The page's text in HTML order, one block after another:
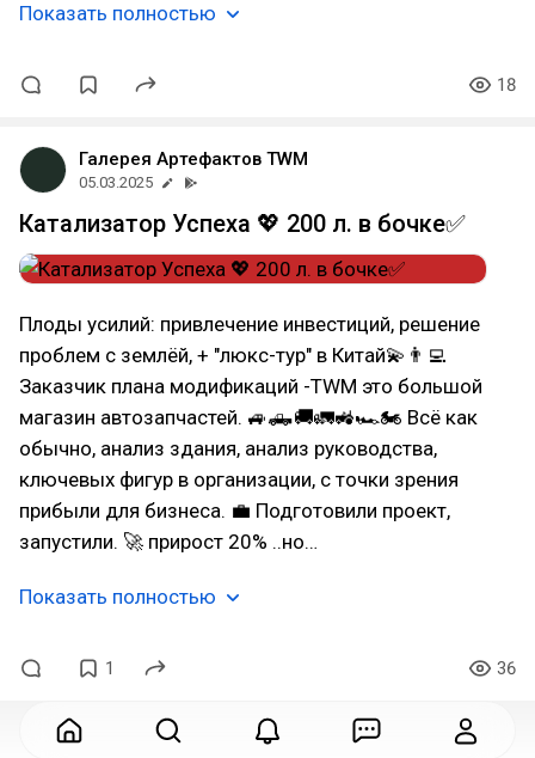
Показать полностью
18
Галерея Артефактов TWM
05.03.2025
Катализатор Успеха 💖 200 л. в бочке✅
Плоды усилий: привлечение инвестиций, решение
проблем с землёй, + "люкс-тур" в Китай💫👨‍💻
Заказчик плана модификаций -ТWM это большой
магазин автозапчастей. 🚙🛻🚚🚛🚜🏎🏍 Всё как
обычно, анализ здания, анализ руководства,
ключевых фигур в организации, с точки зрения
прибыли для бизнеса. 💼 Подготовили проект,
запустили. 🚀 прирост 20% ..но…
Показать полностью
1 36